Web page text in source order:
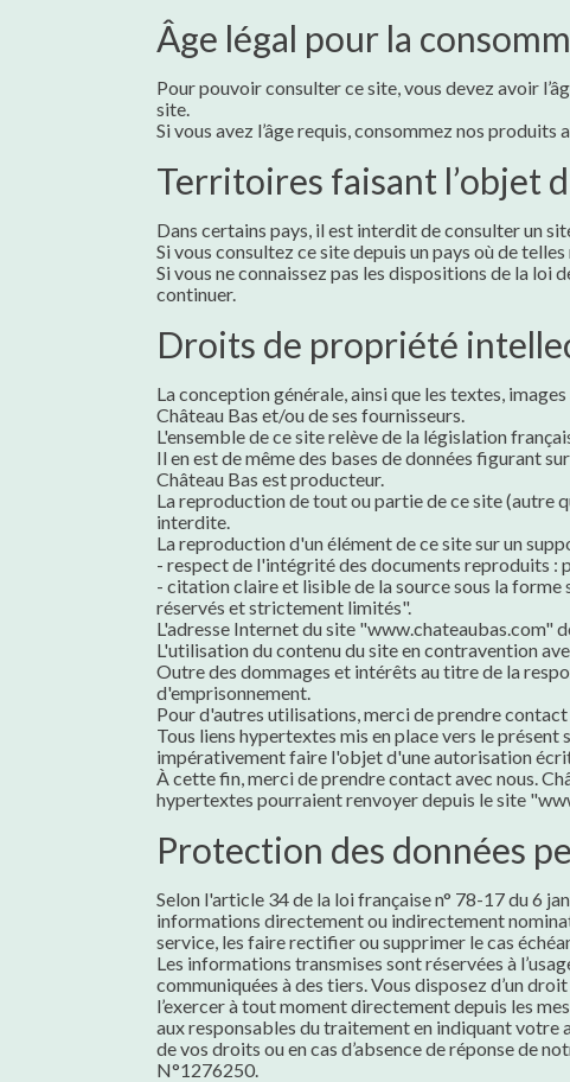
Âge légal pour la
Pour pouvoir consulter ce site, vous devez avoir
site.
Si vous avez l’âge requis, consommez nos produits
Territoires faisant l’objet
Dans certains pays, il est interdit de consulter un
Si vous consultez ce site depuis un pays où de
Si vous ne connaissez pas les dispositions de la
continuer.
Droits de propriété
La conception générale, ainsi que les textes,
Château Bas et/ou de ses fournisseurs.
L'ensemble de ce site relève de la législation
Il en est de même des bases de données figurant
Château Bas est producteur.
La reproduction de tout ou partie de ce site (autre
interdite.
La reproduction d'un élément de ce site sur un
- respect de l'intégrité des documents reproduits :
- citation claire et lisible de la source sous la
réservés et strictement limités".
L'adresse Internet du site "www.chateaubas.com"
L'utilisation du contenu du site en contravention
Outre des dommages et intérêts au titre de la
d'emprisonnement.
Pour d'autres utilisations, merci de prendre contact
Tous liens hypertextes mis en place vers le
impérativement faire l'objet d'une autorisation
À cette fin, merci de prendre contact avec nous.
hypertextes pourraient renvoyer depuis le site
Protection des données
Selon l'article 34 de la loi française n° 78-17 du 6
informations directement ou indirectement
service, les faire rectifier ou supprimer le cas
Les informations transmises sont réservées à
communiquées à des tiers. Vous disposez d’un
l’exercer à tout moment directement depuis les
aux responsables du traitement en indiquant votre
de vos droits ou en cas d’absence de réponse de
N°1276250.